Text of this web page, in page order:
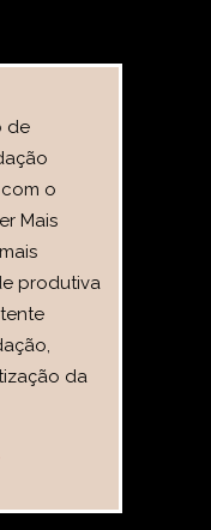
de
o
Mais
produtiva
da